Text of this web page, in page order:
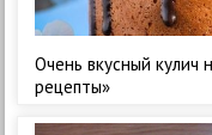
Очень вкусный кулич
рецепты»